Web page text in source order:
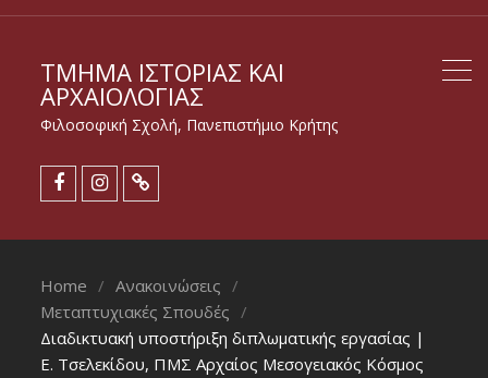
ΤΜΉΜΑ ΙΣΤΟΡΊΑΣ ΚΑΙ
ΑΡΧΑΙΟΛΟΓΊΑΣ
Φιλοσοφική Σχολή, Πανεπιστήμιο Κρήτης
Home
Ανακοινώσεις
Μεταπτυχιακές Σπουδές
Διαδικτυακή υποστήριξη διπλωματικής εργασίας |
Ε. Τσελεκίδου, ΠΜΣ Αρχαίος Μεσογειακός Κόσμος